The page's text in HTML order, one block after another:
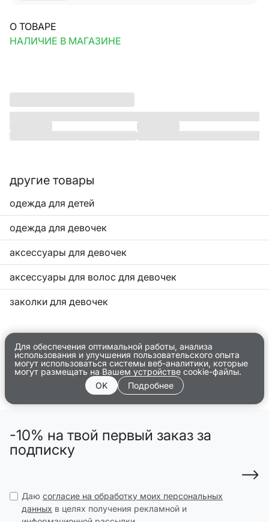
О ТОВАРЕ
НАЛИЧИЕ В МАГАЗИНЕ
другие товары
одежда для детей
одежда для девочек
аксессуары для девочек
аксессуары для волос для девочек
заколки для девочек
Для обеспечения оптимальной работы, анализа
использования и улучшения пользовательского опыта
могут использоваться системы веб-аналитики, которые
могут размещать на Вашем устройстве cookie-файлы.
OK
Подробнее
-10% на твой первый заказ за
подписку
Даю согласие на обработку моих персональных
данных в целях получения рекламной и